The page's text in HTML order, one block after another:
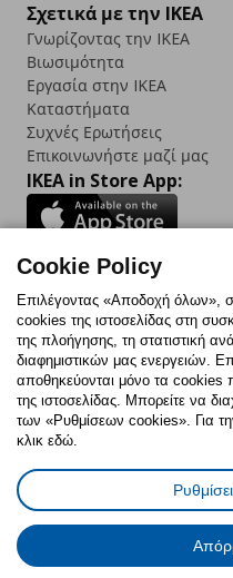
Σχετικά με την IKEA
Γνωρίζοντας την IKEA
Βιωσιμότητα
Εργασία στην IKEA
Καταστήματα
Συχνές Ερωτήσεις
Επικοινωνήστε μαζί μας
IKEA in Store App:
Follow us:
FacebookInstagram
TikTok
Πολιτική Cookies
Ρυθμίσεις
Γενική
Πολιτική
Κώδικας
Cookie Policy
Επιλέγοντας «Αποδοχή όλων»,
cookies της ιστοσελίδας στη
της πλοήγησης, τη στατιστική
διαφημιστικών μας ενεργειών.
αποθηκεύονται μόνο τα cookies
της ιστοσελίδας. Μπορείτε να
των «Ρυθμίσεων cookies». Για
κλικ εδώ.